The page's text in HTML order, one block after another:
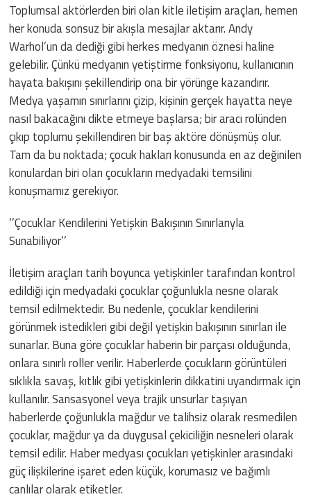
Toplumsal aktörlerden biri olan kitle iletişim araçları, hemen
her konuda sonsuz bir akışla mesajlar aktarır. Andy
Warhol’un da dediği gibi herkes medyanın öznesi haline
gelebilir. Çünkü medyanın yetiştirme fonksiyonu, kullanıcının
hayata bakışını şekillendirip ona bir yörünge kazandırır.
Medya yaşamın sınırlarını çizip, kişinin gerçek hayatta neye
nasıl bakacağını dikte etmeye başlarsa; bir aracı rolünden
çıkıp toplumu şekillendiren bir baş aktöre dönüşmüş olur.
Tam da bu noktada; çocuk hakları konusunda en az değinilen
konulardan biri olan çocukların medyadaki temsilini
konuşmamız gerekiyor.
‘’Çocuklar Kendilerini Yetişkin Bakışının Sınırlarıyla
Sunabiliyor’’
İletişim araçları tarih boyunca yetişkinler tarafından kontrol
edildiği için medyadaki çocuklar çoğunlukla nesne olarak
temsil edilmektedir. Bu nedenle, çocuklar kendilerini
görünmek istedikleri gibi değil yetişkin bakışının sınırları ile
sunarlar. Buna göre çocuklar haberin bir parçası olduğunda,
onlara sınırlı roller verilir. Haberlerde çocukların görüntüleri
sıklıkla savaş, kıtlık gibi yetişkinlerin dikkatini uyandırmak için
kullanılır. Sansasyonel veya trajik unsurlar taşıyan
haberlerde çoğunlukla mağdur ve talihsiz olarak resmedilen
çocuklar, mağdur ya da duygusal çekiciliğin nesneleri olarak
temsil edilir. Haber medyası çocukları yetişkinler arasındaki
güç ilişkilerine işaret eden küçük, korumasız ve bağımlı
canlılar olarak etiketler.